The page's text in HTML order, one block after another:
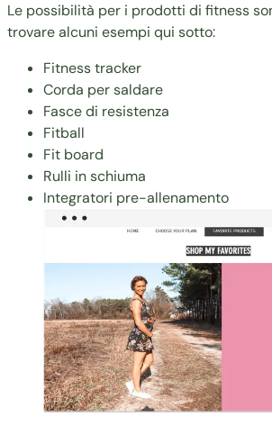
Le possibilità per i prodotti di fitness
trovare alcuni esempi qui sotto:
Fitness tracker
Corda per saldare
Fasce di resistenza
Fitball
Fit board
Rulli in schiuma
Integratori pre-allenamento